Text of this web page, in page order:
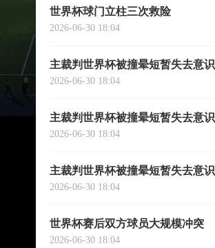
世界杯球门立柱三次救险
2026-06-30 18:04
主裁判世界杯被撞晕短暂失去意识
2026-06-30 18:04
主裁判世界杯被撞晕短暂失去意识
2026-06-30 18:04
主裁判世界杯被撞晕短暂失去意识
2026-06-30 18:04
世界杯赛后双方球员大规模冲突
2026-06-30 18:04